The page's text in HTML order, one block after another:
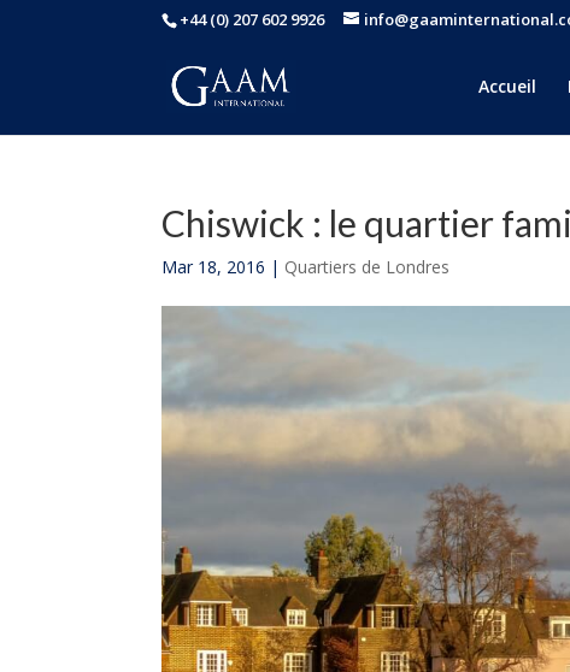
+44 (0) 207 602 9926
Accueil
Chiswick : le quartier
Mar 18, 2016 | Quartiers de Londres